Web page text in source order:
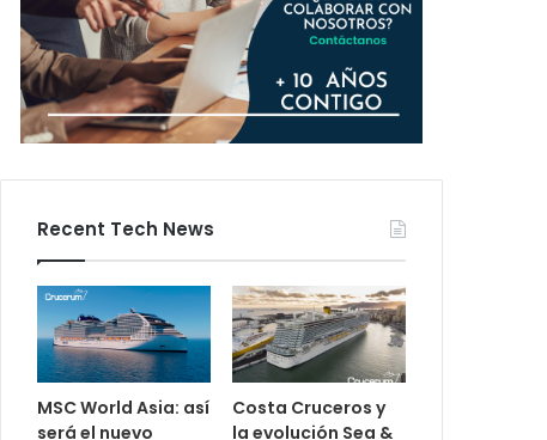
Recent Tech News
MSC World Asia: así
será el nuevo
Costa Cruceros y
la evolución Sea &